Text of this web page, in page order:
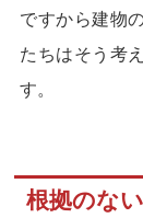
ですから建物
たちはそう考
す。
根拠のな